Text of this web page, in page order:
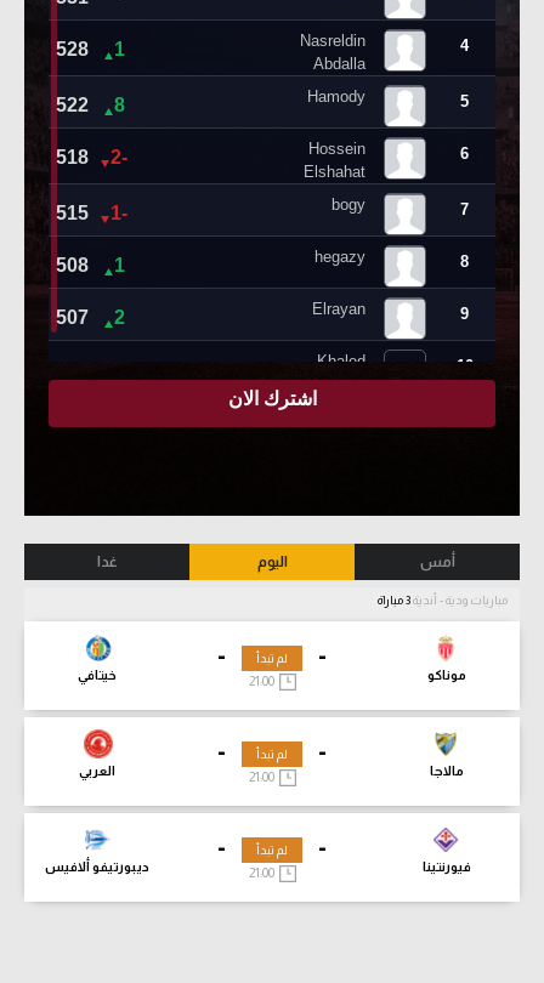
أمس اليوم غدا
مباريات ودية - أندية
-
موناكو
-
خيتافي
لم تبدأ
21:00
-
مالاجا
-
العربي
لم تبدأ
21:00
-
فيورنتينا
-
ديبورتيفو ألافيس
لم تبدأ
21:00